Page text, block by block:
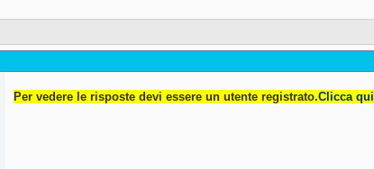
Per vedere le risposte devi essere un utente registrato.Clicca qui